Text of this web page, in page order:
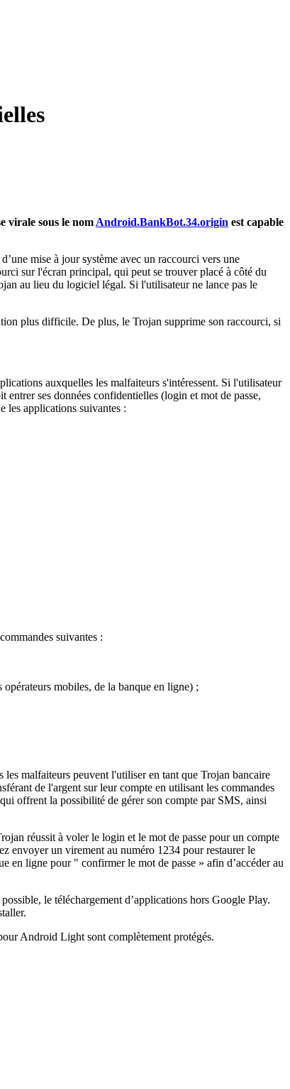
virale sous le nom Android.BankBot.34.origin est capable
mise à jour système avec un raccourci vers une
sur l'écran principal, qui peut se trouver placé à côté du
au lieu du logiciel légal. Si l'utilisateur ne lance pas le
plus difficile. De plus, le Trojan supprime son raccourci, si
auxquelles les malfaiteurs s'intéressent. Si l'utilisateur
ses données confidentielles (login et mot de passe,
les applications suivantes :
suivantes :
mobiles, de la banque en ligne) ;
malfaiteurs peuvent l'utiliser en tant que Trojan bancaire
de l'argent sur leur compte en utilisant les commandes
offrent la possibilité de gérer son compte par SMS, ainsi
réussit à voler le login et le mot de passe pour un compte
envoyer un virement au numéro 1234 pour restaurer le
en ligne pour " confirmer le mot de passe » afin d’accéder au
le téléchargement d’applications hors Google Play.
Android Light sont complètement protégés.